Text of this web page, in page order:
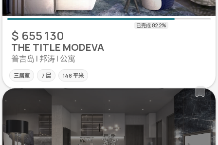
$ 655 130
THE TITLE MODEVA
普吉岛 | 邦涛 | 公寓
三居室 7 层 148 平米